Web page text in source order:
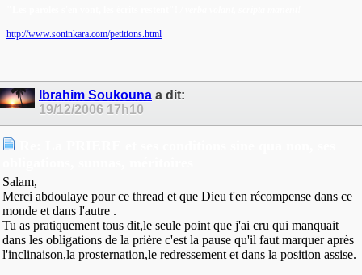
http://www.soninkara.com/petitions.html
Ibrahim Soukouna a dit:
19/12/2006 17h10
Salam,
Merci abdoulaye pour ce thread et que Dieu t'en récompense dans ce
monde et dans l'autre .
Tu as pratiquement tous dit,le seule point que j'ai cru qui manquait
dans les obligations de la prière c'est la pause qu'il faut marquer après
l'inclinaison,la prosternation,le redressement et dans la position assise.